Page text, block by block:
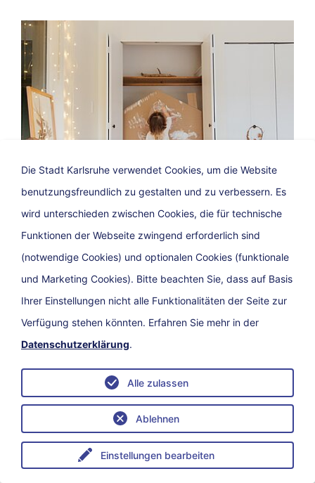
Menü eService Suche
Heimvorteil nutzen – klimabewusst
wohnen
Die Stadt Karlsruhe verwendet Cookies, um die Website
benutzungsfreundlich zu gestalten und zu verbessern. Es
wird unterschieden zwischen Cookies, die für technische
Funktionen der Webseite zwingend erforderlich sind
(notwendige Cookies) und optionalen Cookies (funktionale
und Marketing Cookies). Bitte beachten Sie, dass auf Basis
Ihrer Einstellungen nicht alle Funktionalitäten der Seite zur
Verfügung stehen könnten. Erfahren Sie mehr in der
Datenschutzerklärung.
Einstellungen bearbeiten
Ablehnen
Alle zulassen